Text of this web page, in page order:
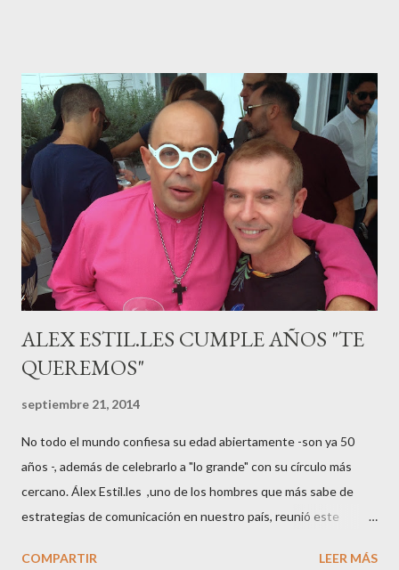
haciéndole padre de un precioso niño. Marta ha sido toda una
campeona, durante los primeros 3 meses de embarazo tuvo que
guardar reposo debido a un síndrome llamado
“hiperemesisgravídica”.Pasados los meses fatídicos de
gestación Marta tiró adelante con el embarazo, ahora es una
mamá feliz. Otro de los modelos que ha sido padre este año ha
sido el madrileño, Emilio Flores , el top que desfiló en las mejores
pasarelas ...
ALEX ESTIL.LES CUMPLE AÑOS "TE
QUEREMOS"
septiembre 21, 2014
No todo el mundo confiesa su edad abiertamente -son ya 50
años -, además de celebrarlo a "lo grande" con su círculo más
cercano. Álex Estil.les ,uno de los hombres que más sabe de
estrategias de comunicación en nuestro país, reunió este
colaboradores y amigos que a lo largo de su vida profesional han
COMPARTIR LEER MÁS